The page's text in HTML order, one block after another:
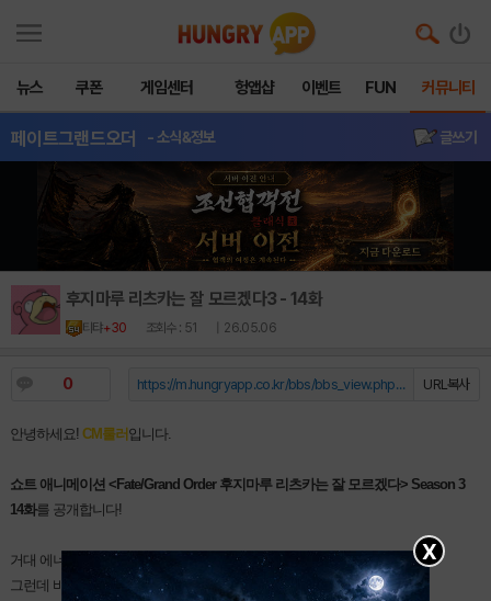
뉴스 쿠폰 게임센터 헝앱샵 이벤트 FUN 커뮤니티
페이트그랜드오더 - 소식&정보 글쓰기
후지마루 리츠카는 잘 모르겠다3 - 14화
티탸+30 조회수 : 51 | 26.05.06
0 URL복사
https://m.hungryapp.co.kr/bbs/bbs_view.php?durl=Y...
안녕하세요! CM룰러 입니다.
쇼트 애니메이션 <Fate/Grand Order 후지마루 리츠카는 잘 모르겠다> Season 3
14화를 공개합니다!
거대 에너미와의 전투 훈련!
그런데 바게스트는 왠지 마음에 안 드는 것 같은데요...?
X